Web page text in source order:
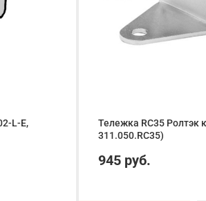
L-E,
Тележка RC35 Ролтэк
311.050.RC35)
945 руб.